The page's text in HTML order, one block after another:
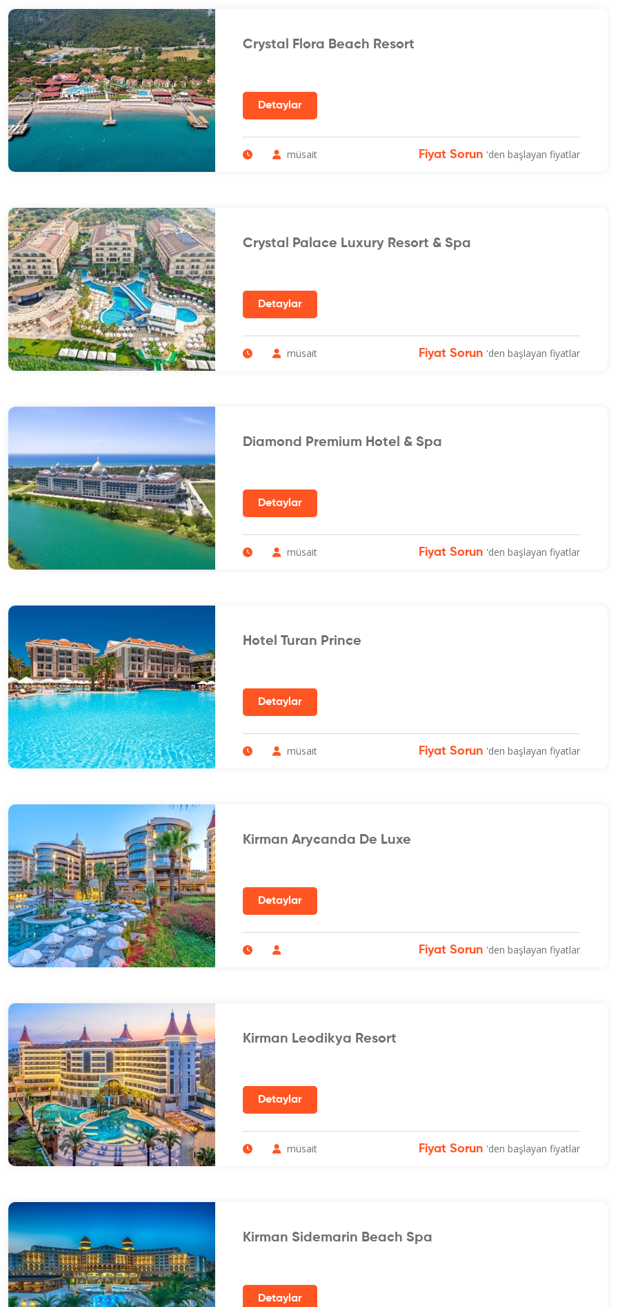
Crystal Flora Beach Resort
müsait Fiyat Sorun 'den başlayan fiyatlar
Crystal Palace Luxury Resort & Spa
müsait Fiyat Sorun 'den başlayan fiyatlar
Diamond Premium Hotel & Spa
müsait Fiyat Sorun 'den başlayan fiyatlar
Hotel Turan Prince
müsait Fiyat Sorun 'den başlayan fiyatlar
Kirman Arycanda De Luxe
Fiyat Sorun 'den başlayan fiyatlar
Kirman Leodikya Resort
müsait Fiyat Sorun 'den başlayan fiyatlar
Kirman Sidemarin Beach Spa